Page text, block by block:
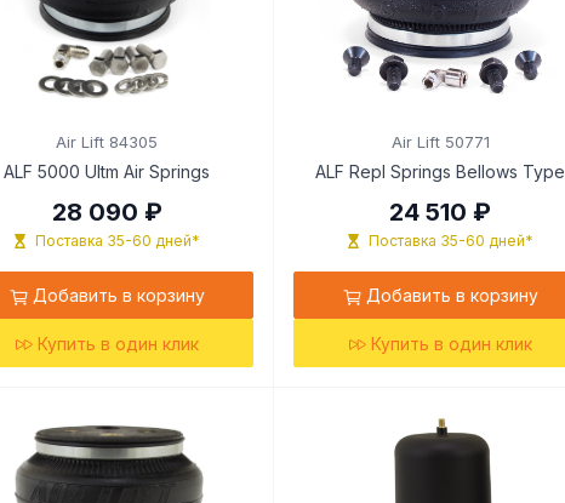
Air Lift 84305
ALF 5000 Ultm Air Springs
28 090 ₽
Поставка 35-60 дней*
Добавить в корзину
Купить в один клик
Air Lift 50771
ALF Repl Springs Bellows Type
24 510 ₽
Поставка 35-60 дней*
Добавить в корзину
Купить в один клик